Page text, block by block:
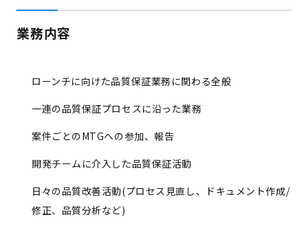
業務内容
ローンチに向けた品質保証業務に関わる全般
一連の品質保証プロセスに沿った業務
案件ごとのMTGへの参加、報告
開発チームに介入した品質保証活動
日々の品質改善活動(プロセス見直し、ドキュメント作成/
修正、品質分析など)